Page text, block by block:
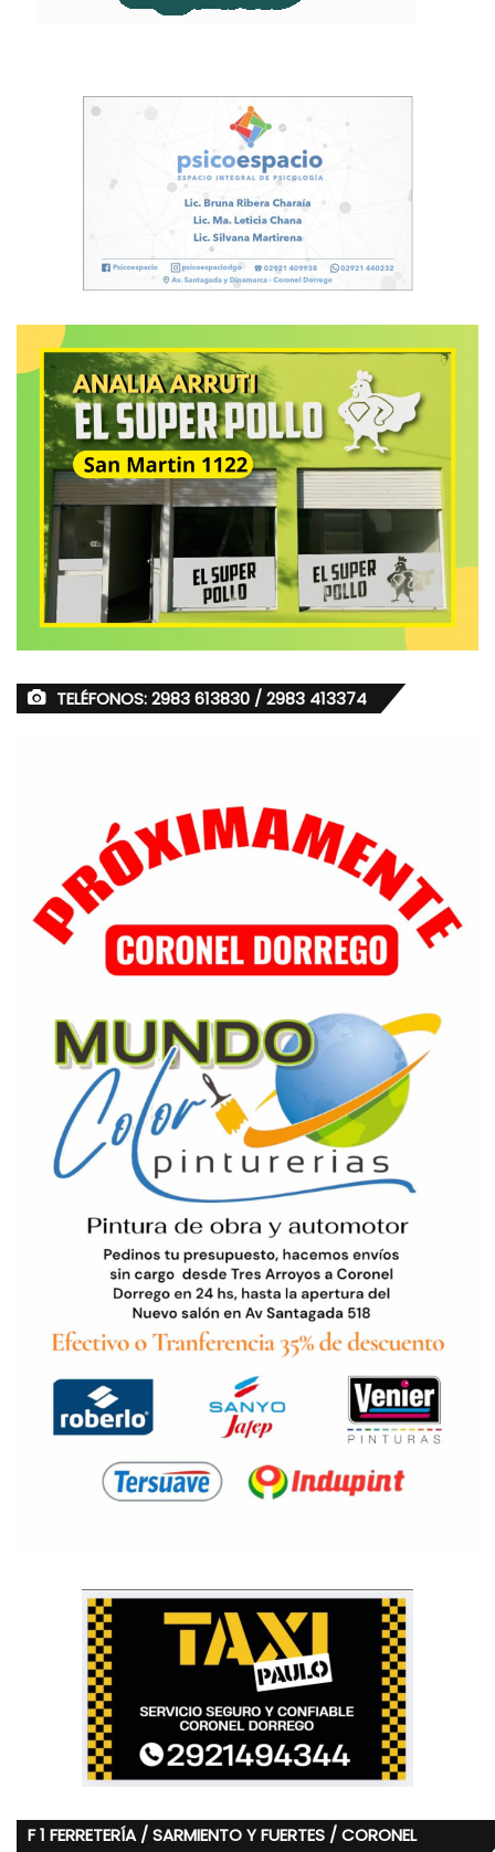
TELÉFONOS: 2983 613830 / 2983 413374
F 1 FERRETERÍA / SARMIENTO Y FUERTES / CORONEL